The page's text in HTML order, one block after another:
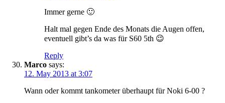
Immer gerne 🙂
Halt mal gegen Ende des Monats die Augen offen,
eventuell gibt’s da was für S60 5th 😉
Reply
Marco says:
12. May 2013 at 3:07
Wann oder kommt tankometer überhaupt für Noki 6-00 ?